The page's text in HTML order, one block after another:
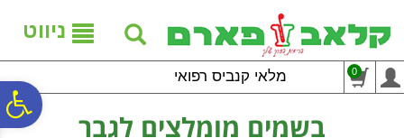
נגישות
אתר
המרכזי
ניווט
מלאי קנביס רפואי 0
בשמים מומלצים לגבר